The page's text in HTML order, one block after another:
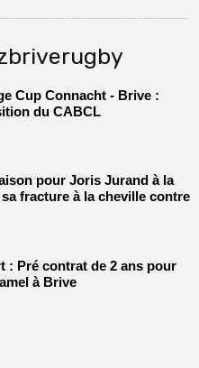
Cup Connacht - Brive :
du CABCL
pour Joris Jurand à la
fracture à la cheville contre
: Pré contrat de 2 ans pour
à Brive